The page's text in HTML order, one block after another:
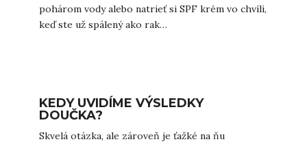
pohárom vody alebo natrieť si SPF krém vo chvíli,
keď ste už spálený ako rak…
KEDY UVIDÍME VÝSLEDKY
DOUČKA?
Skvelá otázka, ale zároveň je ťažké na ňu